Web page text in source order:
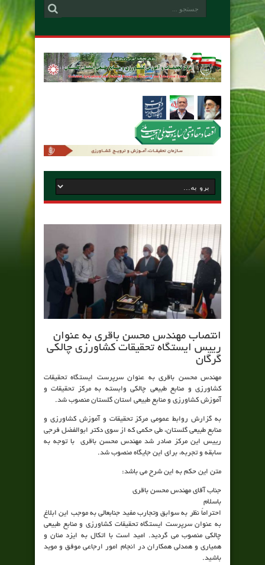
انتصاب مهندس محسن باقری به عنوان
رییس ایستگاه تحقیقات کشاورزی چالکی
گرگان
مهندس محسن باقری به عنوان سرپرست ایستگاه تحقیقات
کشاورزی و منابع طبیعی چالکی وابسته به مرکز تحقیقات و
آموزش کشاورزی و منابع طبیعی استان گلستان منصوب شد.
به گزارش روابط عمومی مرکز تحقیقات و آموزش کشاورزی و
منابع طبیعی گلستان، طی حکمی که از سوی دکتر ابوالفضل فرجی
رییس این مرکز صادر شد مهندس محسن باقری با توجه به
سابقه و تجربه، برای این جایگاه منصوب شد.
متن این حکم به این شرح می باشد:
جناب آقای مهندس محسن باقری
باسلام
احتراماً نظر به سوابق وتجارب مفید جنابعالی به موجب این ابلاغ
به عنوان سرپرست ایستگاه تحقیقات کشاورزی و منابع طبیعی
چالکی منصوب می گردید. امید است با اتکال به ایزد منان و
همیاری و همدلی همکاران در انجام امور ارجاعی موفق و موید
باشید.